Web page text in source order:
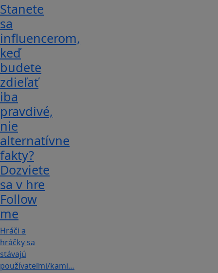
Stanete
sa
influencerom,
keď
budete
zdieľať
iba
pravdivé,
nie
alternatívne
fakty?
Dozviete
sa v hre
Follow
me
Hráči a
hráčky sa
stávajú
používateľmi/kami…